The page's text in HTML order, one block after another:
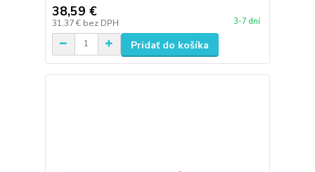
38,59 €
31,37 € bez DPH 3-7 dní
Pridať do košíka